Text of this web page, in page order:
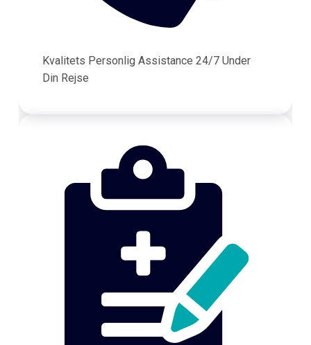
Kvalitets Personlig Assistance 24/7 Under
Din Rejse